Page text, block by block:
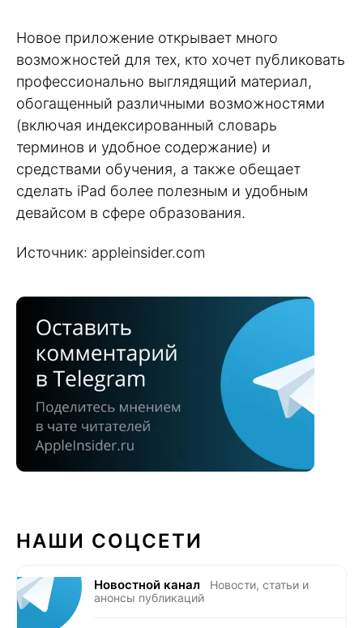
Новое приложение открывает много
возможностей для тех, кто хочет публиковать
профессионально выглядящий материал,
обогащенный различными возможностями
(включая индексированный словарь
терминов и удобное содержание) и
средствами обучения, а также обещает
сделать iPad более полезным и удобным
девайсом в сфере образования.
Источник: appleinsider.com
НАШИ СОЦСЕТИ
Новостной канал
Новости, статьи и
анонсы публикаций